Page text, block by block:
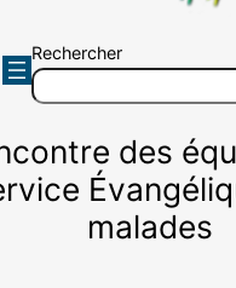
Rechercher
des
malades